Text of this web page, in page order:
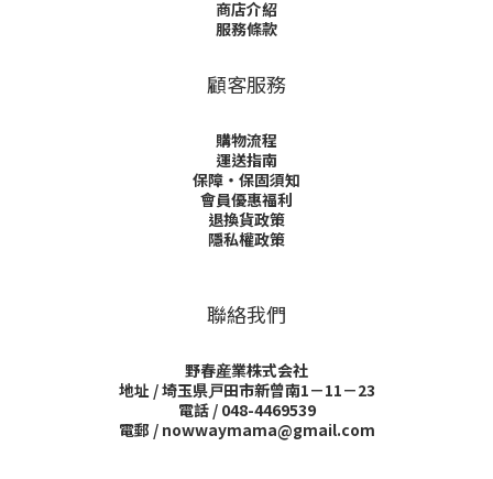
商店介紹
服務條款
顧客服務
購物流程
運送指南
保障・保固須知
會員優惠福利
退換貨政策
隱私權政策
聯絡我們
野春産業株式会社
地址 / 埼玉県戸田市新曾南1－11－23
電話 / 048-4469539
電郵 / nowwaymama@gmail.com